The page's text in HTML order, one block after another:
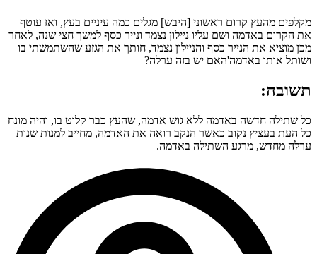
מקלפים מהעץ קרום ראשוני [היבש] מגלים כמה עיניים בעץ, ואז עוטף
את הקרום באדמה ושם עליו ניילון נצמד ונייר כסף למשך חצי שנה, לאחר
מכן מוציא את הנייר כסף והניילון נצמד, חותך את הגזע שהשתמשתי בו
ושותל אותו באדמה'האם יש בזה ערלה?
תשובה:
כל שתילה חדשה באדמה ללא גוש אדמה, שהעץ כבר קלוט בו, והיה מונח
כל העת בעציץ נקוב כאשר הנקב רואה את האדמה, מחייב למנות שנות
ערלה מחדש, מרגע השתילה באדמה.